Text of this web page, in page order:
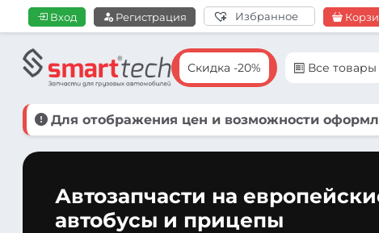
Вход Регистрация Избранное
Скидка -20% Все товары
Для отображения цен и возможности
Автозапчасти на
автобусы и прицепы